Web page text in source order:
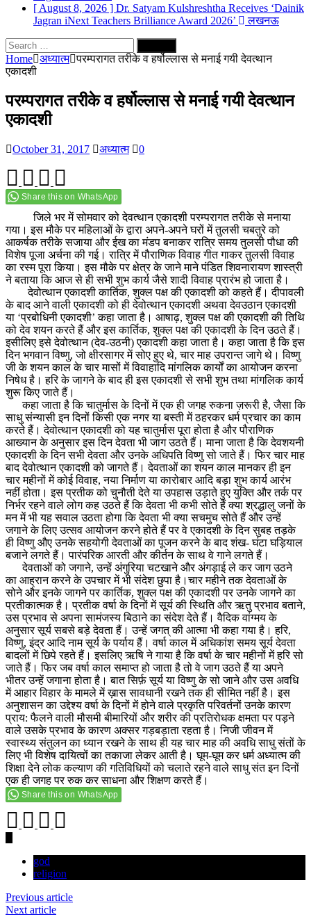
[ August 8, 2026 ] Dr. Satyam Kulshreshtha Receives ‘Dainik
Jagran iNext Teachers Brilliance Award 2026’
लखनऊ
Search
for:
Home अध्यात्म परम्परागत तरीके व हर्षोल्लास से मनाई गयी देवत्थान
एकादशी
परम्परागत तरीके व हर्षोल्लास से मनाई गयी देवत्थान
एकादशी
October 31, 2017 अध्यात्म 0
Share this on WhatsApp
जिले भर में सोमवार को देवत्थान एकादशी परम्परागत तरीके से मनाया
गया। इस मौके पर महिलाओं के द्वारा अपने-अपने घरों में तुलसी चबतुरे को
आकर्षक तरीके सजाया और ईख का मंडप बनाकर रात्रि समय तुलसी पौधा की
विशेष पूजा अर्चना की गई। रात्रि में पौराणिक विवाह गीत गाकर तुलसी विवाह
का रस्म पूरा किया। इस मौके पर क्षेत्र के जाने माने पंडित शिवनारायण शास्त्री
ने बताया कि आज से ही सभी शुभ कार्य जैसे शादी विवाह प्रारंभ हो जाता है।
देवोत्थान एकादशी कार्तिक, शुक्ल पक्ष की एकादशी को कहते हैं। दीपावली
के बाद आने वाली एकादशी को ही देवोत्थान एकादशी अथवा देवउठान एकादशी
या ‘प्रबोधिनी एकादशी’ कहा जाता है। आषाढ़, शुक्ल पक्ष की एकादशी की तिथि
को देव शयन करते हैं और इस कार्तिक, शुक्ल पक्ष की एकादशी के दिन उठते हैं।
इसीलिए इसे देवोत्थान (देव-उठनी) एकादशी कहा जाता है। कहा जाता है कि इस
दिन भगवान विष्णु, जो क्षीरसागर में सोए हुए थे, चार माह उपरान्त जागे थे। विष्णु
जी के शयन काल के चार मासों में विवाहादि मांगलिक कार्यों का आयोजन करना
निषेध है। हरि के जागने के बाद ही इस एकादशी से सभी शुभ तथा मांगलिक कार्य
शुरू किए जाते हैं।
कहा जाता है कि चातुर्मास के दिनों में एक ही जगह रुकना ज़रूरी है, जैसा कि
साधु संन्यासी इन दिनों किसी एक नगर या बस्ती में ठहरकर धर्म प्रचार का काम
करते हैं। देवोत्थान एकादशी को यह चातुर्मास पूरा होता है और पौराणिक
आख्यान के अनुसार इस दिन देवता भी जाग उठते हैं। माना जाता है कि देवशयनी
एकादशी के दिन सभी देवता और उनके अधिपति विष्णु सो जाते हैं। फिर चार माह
बाद देवोत्थान एकादशी को जागते हैं। देवताओं का शयन काल मानकर ही इन
चार महीनों में कोई विवाह, नया निर्माण या कारोबार आदि बड़ा शुभ कार्य आरंभ
नहीं होता। इस प्रतीक को चुनौती देते या उपहास उड़ाते हुए युक्ति और तर्क पर
निर्भर रहने वाले लोग कह उठते हैं कि देवता भी कभी सोते हैं क्या श्रद्धालु जनों के
मन में भी यह सवाल उठता होगा कि देवता भी क्या सचमुच सोते हैं और उन्हें
जगाने के लिए उत्सव आयोजन करने होते हैं पर वे एकादशी के दिन सुबह तड़के
ही विष्णु औए उनके सहयोगी देवताओं का पूजन करने के बाद शंख- घंटा घड़ियाल
बजाने लगते हैं। पारंपरिक आरती और कीर्तन के साथ वे गाने लगते हैं।
देवताओं को जगाने, उन्हें अंगुरिया चटखाने और अंगड़ाई ले कर जाग उठने
का आह्रान करने के उपचार में भी संदेश छुपा है।चार महीने तक देवताओं के
सोने और इनके जागने पर कार्तिक, शुक्ल पक्ष की एकादशी पर उनके जागने का
प्रतीकात्मक है। प्रतीक वर्षा के दिनों में सूर्य की स्थिति और ऋतु प्रभाव बताने,
उस प्रभाव से अपना सामंजस्य बिठाने का संदेश देते हैं। वैदिक वांग्मय के
अनुसार सूर्य सबसे बड़े देवता हैं। उन्हें जगत् की आत्मा भी कहा गया है। हरि,
विष्णु, इंद्र आदि नाम सूर्य के पर्याय हैं। वर्षा काल में अधिकांश समय सूर्य देवता
बादलों में छिपे रहते हैं। इसलिए ऋषि ने गाया है कि वर्षा के चार महीनों में हरि सो
जाते हैं। फिर जब वर्षा काल समाप्त हो जाता है तो वे जाग उठते हैं या अपने
भीतर उन्हें जगाना होता है। बात सिर्फ़ सूर्य या विष्णु के सो जाने और उस अवधि
में आहार विहार के मामले में ख़ास सावधानी रखने तक ही सीमित नहीं है। इस
अनुशासन का उद्देश्य वर्षा के दिनों में होने वाले प्रकृति परिवर्तनों उनके कारण
प्राय: फैलने वाली मौसमी बीमारियों और शरीर की प्रतिरोधक क्षमता पर पड़ने
वाले उसके प्रभाव के कारण अक्सर गड़बड़ाता रहता है। निजी जीवन में
स्वास्थ्य संतुलन का ध्यान रखने के साथ ही यह चार माह की अवधि साधु संतों के
लिए भी विशेष दायित्वों का तकाजा लेकर आती है। घूम-घूम कर धर्म अध्यात्म की
शिक्षा देने लोक कल्याण की गतिविधियों को चलाते रहने वाले साधु संत इन दिनों
एक ही जगह पर रुक कर साधना और शिक्षण करते हैं।
Share this on WhatsApp
god
religion
Previous article
Next article